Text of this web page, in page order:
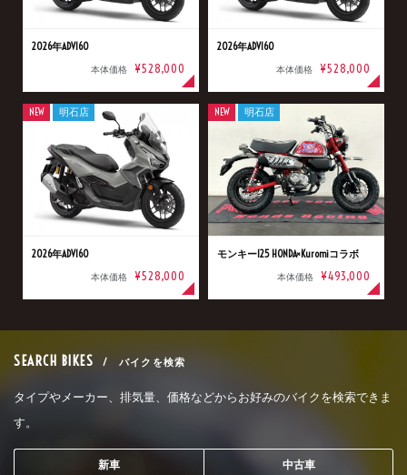
2026年ADV160
本体価格 ¥528,000
2026年ADV160
本体価格 ¥528,000
2026年ADV160
本体価格 ¥528,000
NEW 明石店
モンキー125 HONDA×Kuromiコラボ
本体価格 ¥493,000
NEW 明石店
SEARCH BIKES / バイクを検索
タイプやメーカー、排気量、価格などからお好みのバイクを検索できま
す。
新車 中古車